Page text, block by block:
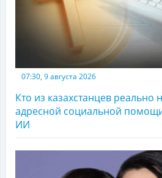
07:30, 9 августа 2026
Кто из казахстанцев реально
адресной социальной
ИИ